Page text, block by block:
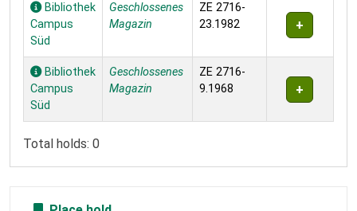
Bibliothek
Campus
Süd
Geschlossenes
Magazin
ZE 2716-
23.1982
Bibliothek
Campus
Süd
Geschlossenes
Magazin
ZE 2716-
9.1968
Total holds: 0